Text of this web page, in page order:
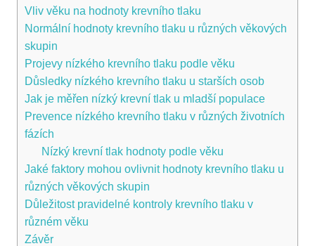
Vliv věku na hodnoty krevního tlaku
Normální hodnoty krevního tlaku u různých věkových
skupin
Projevy nízkého krevního tlaku podle věku
Důsledky nízkého krevního tlaku u starších osob
Jak je měřen nízký krevní tlak u mladší populace
Prevence nízkého krevního tlaku v různých životních
fázích
Nízký krevní tlak hodnoty podle věku
Jaké faktory mohou ovlivnit hodnoty krevního tlaku u
různých věkových skupin
Důležitost pravidelné kontroly krevního tlaku v
různém věku
Závěr